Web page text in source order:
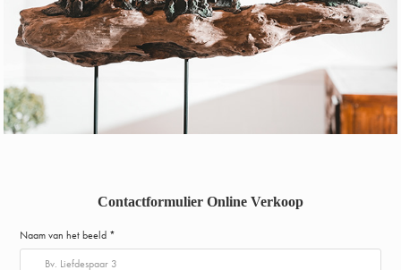
Contactformulier Online Verkoop
Naam van het beeld *